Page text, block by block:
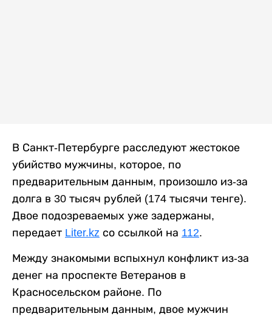
В Санкт-Петербурге расследуют жестокое
убийство мужчины, которое, по
предварительным данным, произошло из-за
долга в 30 тысяч рублей (174 тысячи тенге).
Двое подозреваемых уже задержаны,
передает Liter.kz со ссылкой на 112.
Между знакомыми вспыхнул конфликт из-за
денег на проспекте Ветеранов в
Красносельском районе. По
предварительным данным, двое мужчин